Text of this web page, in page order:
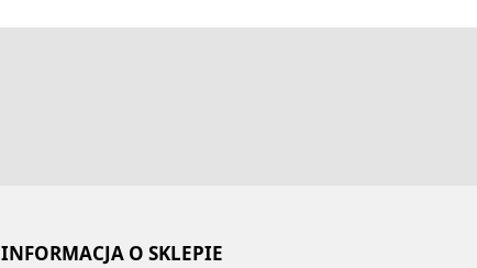
INFORMACJA O SKLEPIE